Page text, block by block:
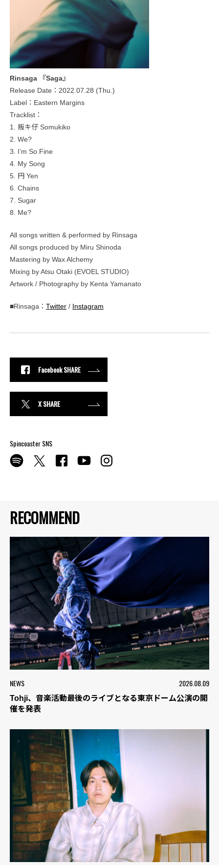
RECOMMEND
NEWS 2026.08.09
Tohji、音楽活動最後のライブとなる東京ドーム公演の開
催を発表
Rinsaga 『Saga』
Release Date：2022.07.28 (Thu.)
Label：Eastern Margins
Tracklist：
1. 叛キ仔 Somukiko
2. We?
3. I’m So Fine
4. My Song
5. 円 Yen
6. Chains
7. Sugar
8. Me?
All songs written & performed by Rinsaga
All songs produced by Miru Shinoda
Mastering by Wax Alchemy
Mixing by Atsu Otaki (EVOEL STUDIO)
Artwork / Photography by Kenta Yamanato
■Rinsaga： Twitter / Instagram
Facebook SHARE
X SHARE
Spincoaster SNS